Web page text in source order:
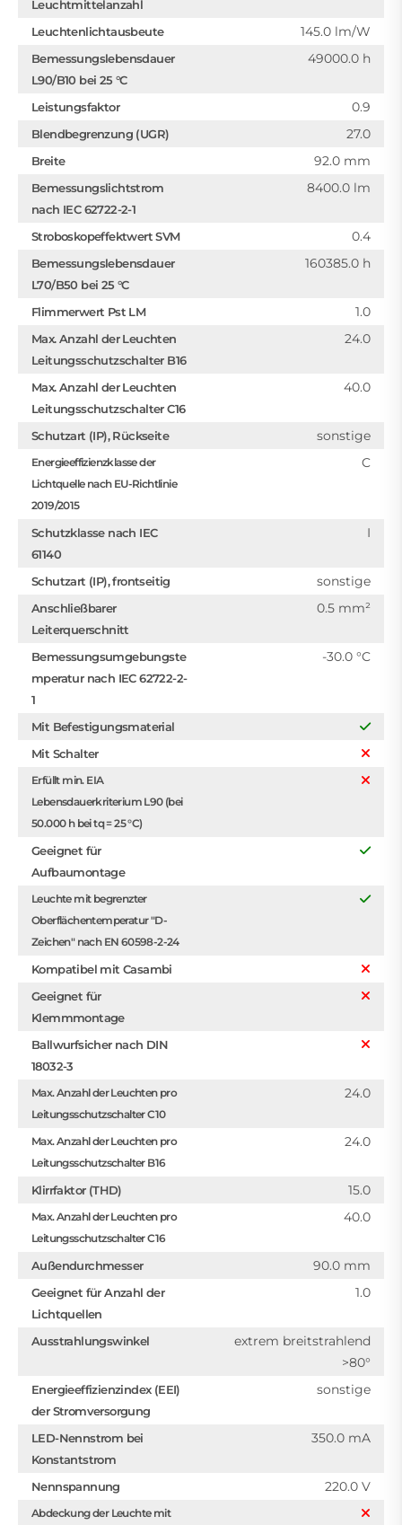
Leuchtmittelanzahl
Leuchtenlichtausbeute 145.0 lm/W
Bemessungslebensdauer
L90/B10 bei 25 °C
49000.0 h
Leistungsfaktor 0.9
Blendbegrenzung (UGR) 27.0
Breite 92.0 mm
Bemessungslichtstrom
nach IEC 62722-2-1
8400.0 lm
Stroboskopeffektwert SVM 0.4
Bemessungslebensdauer
L70/B50 bei 25 °C
160385.0 h
Flimmerwert Pst LM 1.0
Max. Anzahl der Leuchten
Leitungsschutzschalter B16
24.0
Max. Anzahl der Leuchten
Leitungsschutzschalter C16
40.0
Schutzart (IP), Rückseite sonstige
Energieeffizienzklasse der
Lichtquelle nach EU-Richtlinie
2019/2015
C
Schutzklasse nach IEC
61140
I
Schutzart (IP), frontseitig sonstige
Anschließbarer
Leiterquerschnitt
0.5 mm²
Bemessungsumgebungste
mperatur nach IEC 62722-2-
1
-30.0 °C
Mit Befestigungsmaterial
Mit Schalter
Erfüllt min. EIA
Lebensdauerkriterium L90 (bei
50.000 h bei tq = 25 °C)
Geeignet für
Aufbaumontage
Leuchte mit begrenzter
Oberflächentemperatur "D-
Zeichen" nach EN 60598-2-24
Kompatibel mit Casambi
Geeignet für
Klemmmontage
Ballwurfsicher nach DIN
18032-3
Max. Anzahl der Leuchten pro
Leitungsschutzschalter C10
24.0
Max. Anzahl der Leuchten pro
Leitungsschutzschalter B16
24.0
Klirrfaktor (THD) 15.0
Max. Anzahl der Leuchten pro
Leitungsschutzschalter C16
40.0
Außendurchmesser 90.0 mm
Geeignet für Anzahl der
Lichtquellen
1.0
Ausstrahlungswinkel
extrem breitstrahlend
>80°
Energieeffizienzindex (EEI)
der Stromversorgung
sonstige
LED-Nennstrom bei
Konstantstrom
350.0 mA
Nennspannung 220.0 V
Abdeckung der Leuchte mit